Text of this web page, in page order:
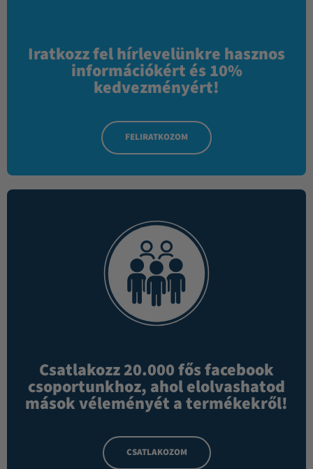
Iratkozz fel hírlevelünkre hasznos
információkért és 10%
kedvezményért!
FELIRATKOZOM
Csatlakozz 20.000 fős facebook
csoportunkhoz, ahol elolvashatod
mások véleményét a termékekről!
CSATLAKOZOM